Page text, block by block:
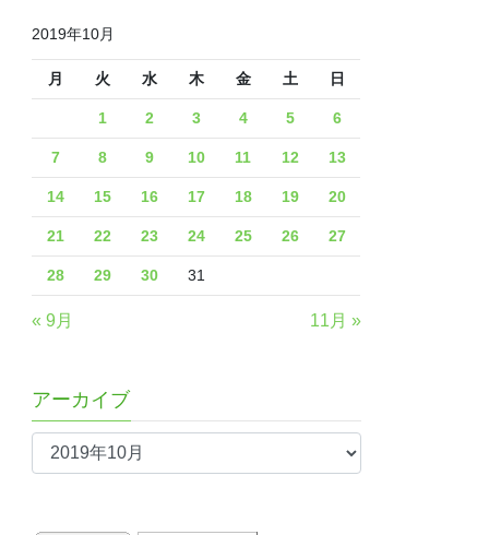
2019年10月
月 火 水 木 金 土 日
1 2 3 4 5 6
7 8 9 10 11 12 13
14 15 16 17 18 19 20
21 22 23 24 25 26 27
28 29 30 31
« 9月 11月 »
アーカイブ
ア